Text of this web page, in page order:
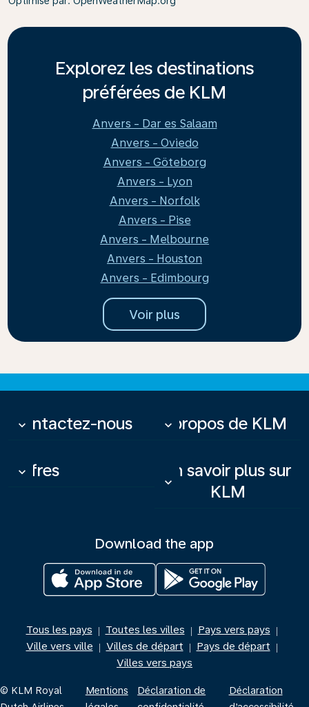
Explorez les destinations
préférées de KLM
Anvers - Dar es Salaam
Anvers - Oviedo
Anvers - Göteborg
Anvers - Lyon
Anvers - Norfolk
Anvers - Pise
Anvers - Melbourne
Anvers - Houston
Anvers - Edimbourg
Voir plus
Contactez-nous
keyboard_arrow_down À propos de KLM
keyboard_arrow_down
Offres
keyboard_arrow_down
En savoir plus sur
KLM
keyboard_arrow_down
Download the app
Tous les pays | Toutes les villes | Pays vers pays |
Ville vers ville | Villes de départ | Pays de départ |
Villes vers pays
© KLM Royal
Mentions
Déclaration de
Déclaration